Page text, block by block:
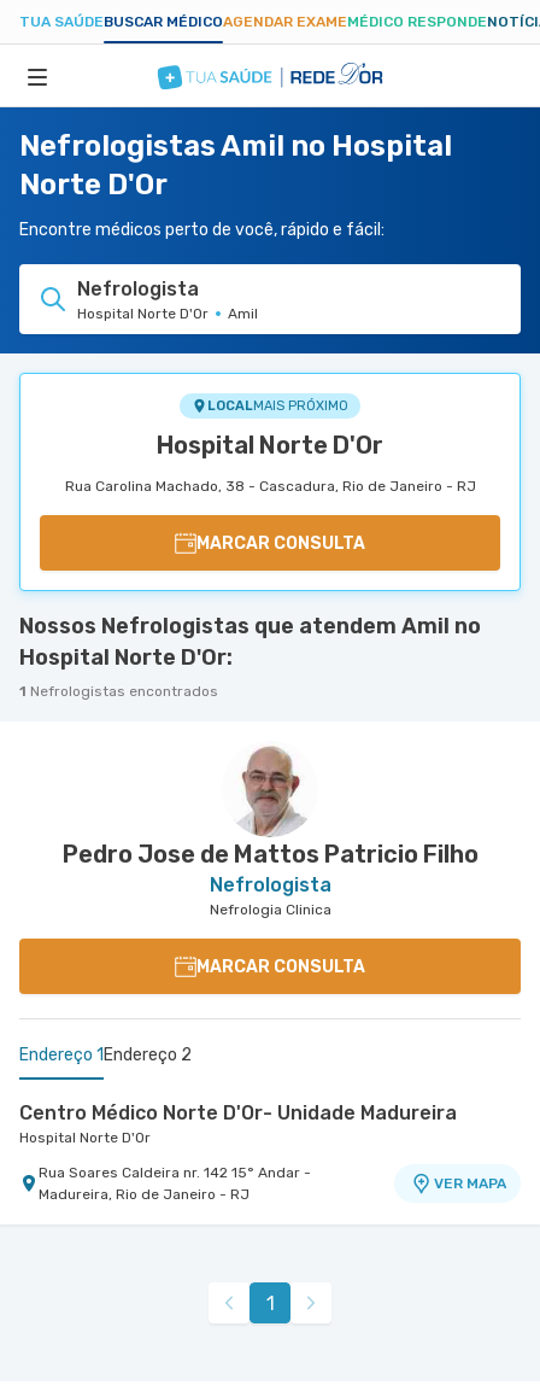
TUA SAÚDEBUSCAR MÉDICOAGENDAR EXAMEMÉDICO RESPONDE
ESPECIALIDADES
HOSPITAIS
TUASAUDE.COM
Nefrologistas Amil no Hospital
Norte D'Or
Encontre médicos perto de você, rápido e fácil:
Nefrologista
Hospital Norte D'Or Amil
LOCALMAIS PRÓXIMO
Hospital Norte D'Or
Rua Carolina Machado, 38 - Cascadura, Rio de Janeiro - RJ
MARCAR CONSULTA
Nossos Nefrologistas que atendem Amil no
Hospital Norte D'Or:
1 Nefrologistas encontrados
Pedro Jose de Mattos Patricio Filho
Nefrologista
Nefrologia Clinica
MARCAR CONSULTA
Endereço 1 Endereço 2
Centro Médico Norte D'Or- Unidade Madureira
Hospital Norte D'Or
Rua Soares Caldeira nr. 142 15° Andar -
Madureira, Rio de Janeiro - RJ
VER MAPA
Centro Médico Balbino - Unidade Olaria
Rua Angelica Mota nr. 90 2º Andar, 3º Andar e 4º
Andar - Olaria, Rio de Janeiro - RJ
1